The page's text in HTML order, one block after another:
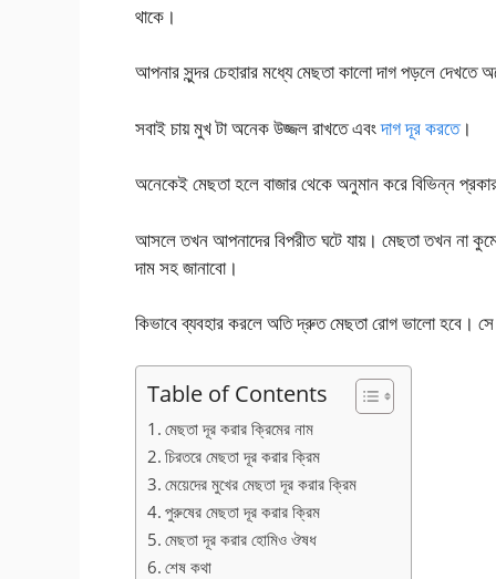
থাকে।
আপনার সুন্দর চেহারার মধ্যে মেছতা কালো দাগ পড়লে দেখতে
সবাই চায় মুখ টা অনেক উজ্জল রাখতে এবংদাগ দূর করতে।
অনেকেই মেছতা হলে বাজার থেকে অনুমান করে বিভিন্ন
আসলে তখন আপনাদের বিপরীত ঘটে যায়। মেছতা তখন না
দাম সহ জানাবো।
কিভাবে ব্যবহার করলে অতি দ্রুত মেছতা রোগ ভালো হবে।
Table of Contents
মেছতা দূর করার ক্রিমের নাম
চিরতরে মেছতা দূর করার ক্রিম
মেয়েদের মুখের মেছতা দূর করার ক্রিম
পুরুষের মেছতা দূর করার ক্রিম
মেছতা দূর করার হোমিও ঔষধ
শেষ কথা